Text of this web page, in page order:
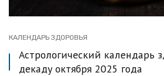
КАЛЕНДАРЬ ЗДОРОВЬЯ
Астрологический календарь
декаду октября 2025 года